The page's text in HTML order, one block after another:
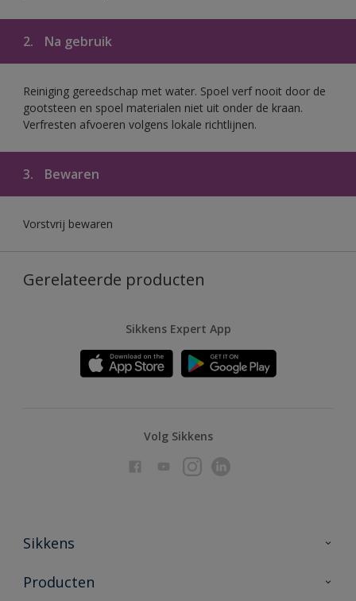
2. Na gebruik
Reiniging gereedschap met water. Spoel verf nooit door de
gootsteen en spoel materialen niet uit onder de kraan.
Verfresten afvoeren volgens lokale richtlijnen.
3. Bewaren
Vorstvrij bewaren
Gerelateerde producten
Sikkens Expert App
Volg Sikkens
Sikkens
Over Sikkens
Producten